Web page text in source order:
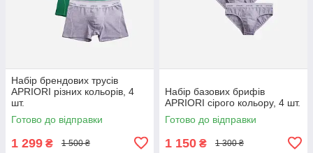
Набір брендових трусів
APRIORI різних кольорів, 4
шт.
Готово до відправки
1 299 ₴ 1 500 ₴
Набір базових брифів
APRIORI сірого кольору, 4 шт.
Готово до відправки
1 150 ₴ 1 300 ₴